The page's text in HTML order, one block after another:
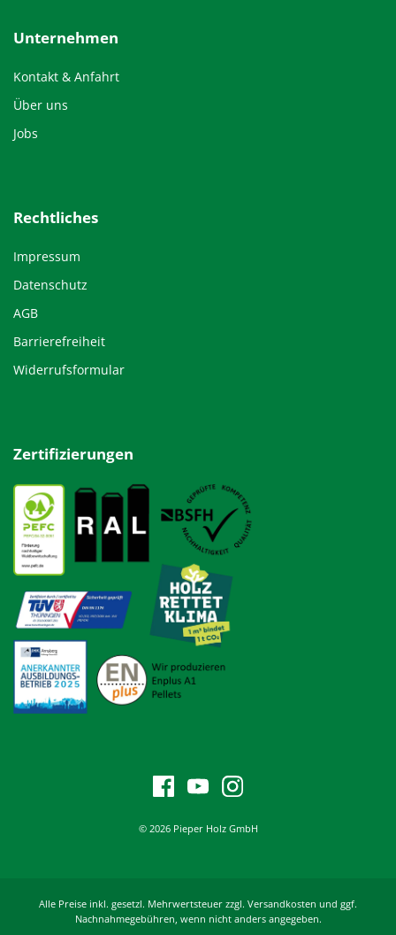
Unternehmen
Kontakt & Anfahrt
Über uns
Jobs
Rechtliches
Impressum
Datenschutz
AGB
Barrierefreiheit
Widerrufsformular
Zertifizierungen
© 2026 Pieper Holz GmbH
Alle Preise inkl. gesetzl. Mehrwertsteuer zzgl. Versandkosten und ggf.
Nachnahmegebühren, wenn nicht anders angegeben.